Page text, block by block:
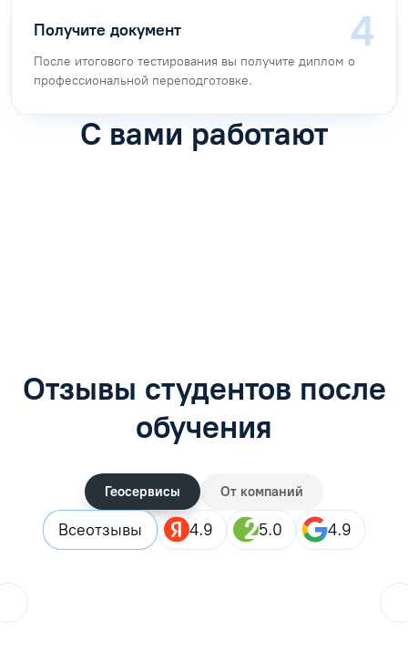
Получите документ
После итогового тестирования вы получите диплом о
профессиональной переподготовке.
С вами работают
Отзывы студентов после
обучения
Геосервисы От компаний
Всеотзывы 4.9 5.0 4.9